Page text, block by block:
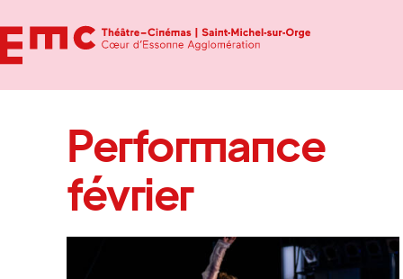
Performance
février